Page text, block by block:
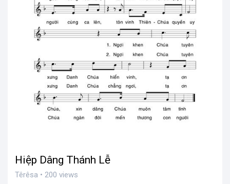
Hiệp Dâng Thánh Lễ
Têrêsa • 200 views